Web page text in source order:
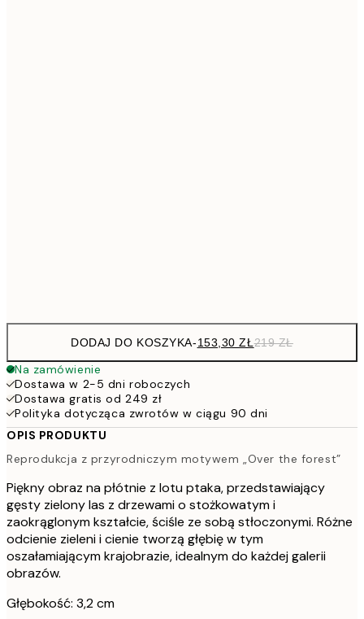
DODAJ DO KOSZYKA-153,30 ZŁ219 ZŁ
Na zamówienie
Dostawa w 2-5 dni roboczych
Dostawa gratis od 249 zł
Polityka dotycząca zwrotów w ciągu 90 dni
OPIS PRODUKTU
Reprodukcja z przyrodniczym motywem „Over the forest”
Piękny obraz na płótnie z lotu ptaka, przedstawiający
gęsty zielony las z drzewami o stożkowatym i
zaokrąglonym kształcie, ściśle ze sobą stłoczonymi. Różne
odcienie zieleni i cienie tworzą głębię w tym
oszałamiającym krajobrazie, idealnym do każdej galerii
obrazów.
Głębokość: 3,2 cm